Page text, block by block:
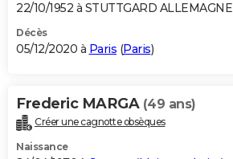
22/10/1952 à STUTTGARD ALLEMAGNE
Décès
05/12/2020 à Paris (Paris)
Frederic MARGA (49 ans)
Créer une cagnotte obsèques
Naissance